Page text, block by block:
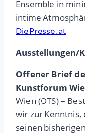
Ensemble in
intime
DiePresse.at
Ausstellungen/
Offener Brief
Kunstforum
Wien (OTS) –
wir zur Kenntnis,
seinen